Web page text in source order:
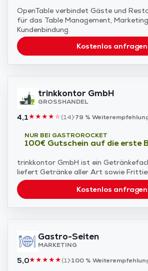
OpenTable verbindet Gäste und
für das Table Management,
Kundenbindung.
Kostenlos anfragen
trinkkontor GmbH
GROSSHANDEL
4,1★★★★☆(14)79 %
NUR BEI GASTROROCKET
100€ Gutschein auf die erste
trinkkontor GmbH ist ein
liefert Getränke aller Art sowie
Kostenlos anfragen
Gastro-Seiten
MARKETING
5,0★★★★★(1)100 %